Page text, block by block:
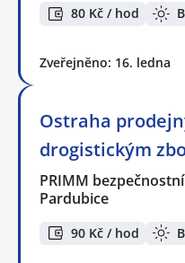
80 Kč / hod
Zveřejněno: 16. ledna
Ostraha
drogistickým
PRIMM
Pardubice
90 Kč / hod